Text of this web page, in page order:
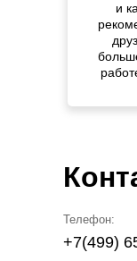
и
+7(499)
Телефон: